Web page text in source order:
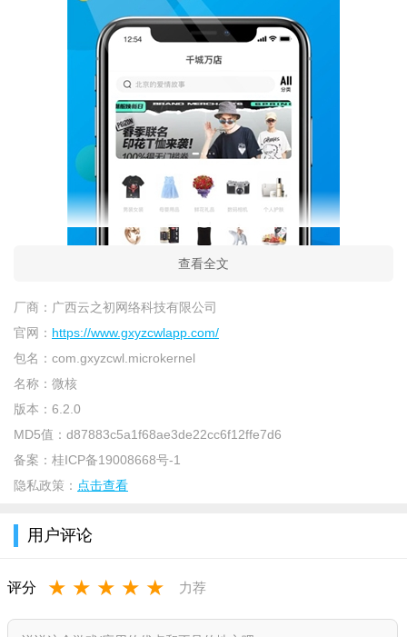
软件介绍：
《微核app》这款软件提供了方便轻松的聊天功能，让用户可
以与朋友、家人和其他用户进行无阻碍的交流。此外，它还具有
超全面的社交功能，包括添加好友、创建群聊、分享照片和视
关系。除了社交功能，这款软件还提供了海量精选的短视频内容
频，并与其他用户进行交流和评论。这为用户提供了一个丰富多
样的视频平台，让他们可以在休闲时间欣赏有趣、有益或有启发
查看全文
厂商： 广西云之初网络科技有限公司
官网： https://www.gxyzcwlapp.com/
包名： com.gxyzcwl.microkernel
名称： 微核
版本： 6.2.0
MD5值： d87883c5a1f68ae3de22cc6f12ffe7d6
备案： 桂ICP备19008668号-1
隐私政策： 点击查看
用户评论
评分 ★ ★ ★ ★ ★ 力荐